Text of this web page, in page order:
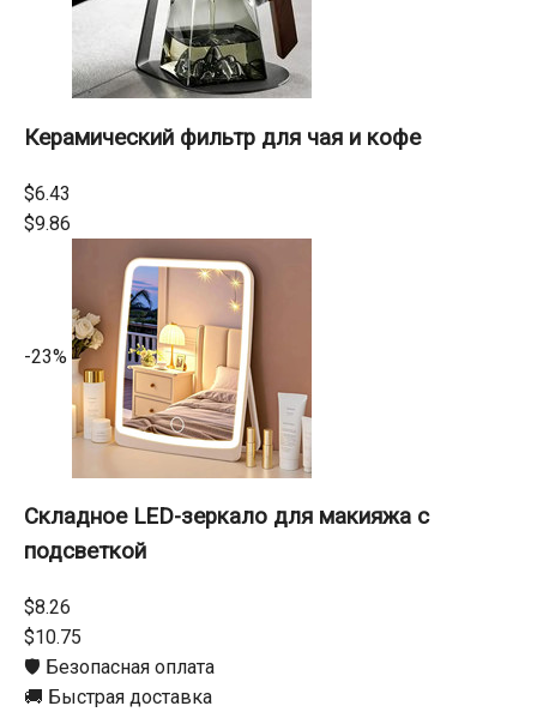
Керамический фильтр для чая и кофе
$6.43
$9.86
-23%
Складное LED-зеркало для макияжа с
подсветкой
$8.26
$10.75
🛡️ Безопасная оплата
🚚 Быстрая доставка